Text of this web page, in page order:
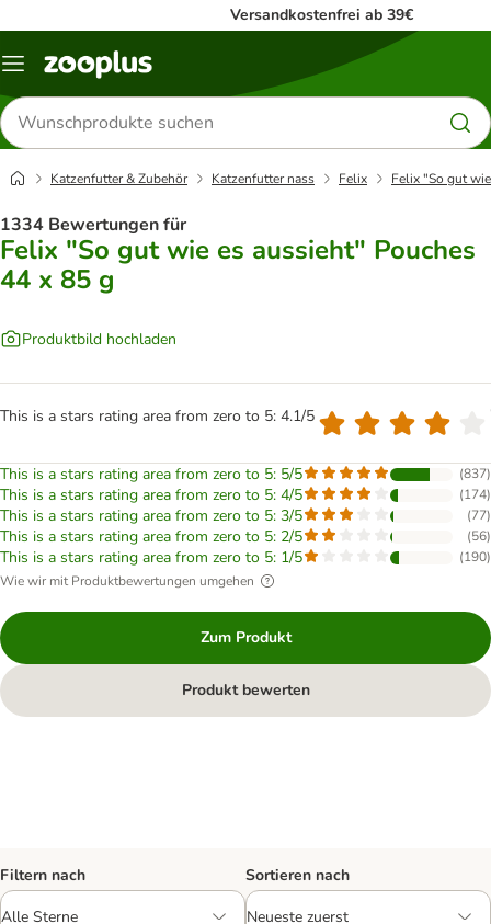
Versandkostenfrei ab 39€
Menü
Produkte
suchen
Katzenfutter & Zubehör Katzenfutter nass Felix Felix "So gut
1334 Bewertungen für
Felix "So gut wie es aussieht" Pouches
44 x 85 g
Produktbild hochladen
This is a stars rating area from zero to 5: 4.1/5
This is a stars rating area from zero to 5: 5/5 (837)
This is a stars rating area from zero to 5: 4/5 (174)
This is a stars rating area from zero to 5: 3/5 (77)
This is a stars rating area from zero to 5: 2/5 (56)
This is a stars rating area from zero to 5: 1/5 (190)
Wie wir mit Produktbewertungen umgehen
Zum Produkt
Produkt bewerten
Filtern nach Sortieren nach